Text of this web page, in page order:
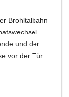
Brohltalbahn
und der
vor der Tür.